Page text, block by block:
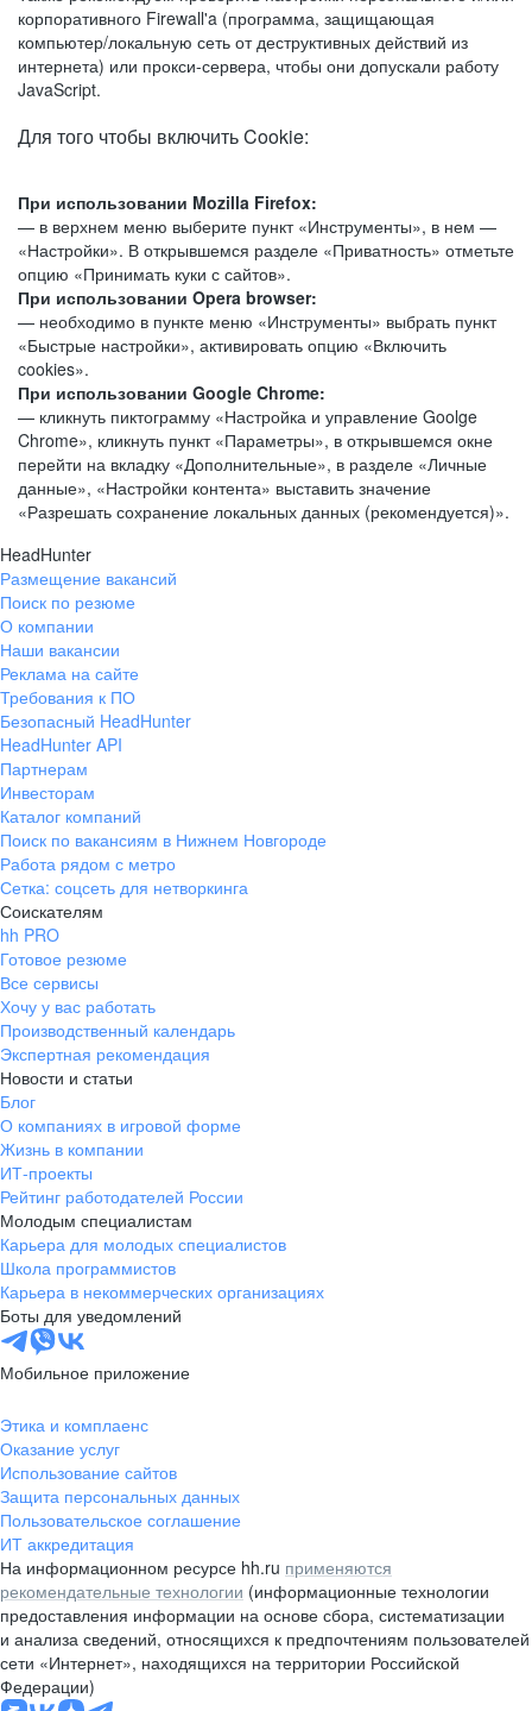
корпоративного Firewall'a (программа, защищающая
компьютер/локальную сеть от деструктивных действий из
интернета) или прокси-сервера, чтобы они допускали работу
JavaScript.
Для того чтобы включить Cookie:
При использовании Mozilla Firefox:
— в верхнем меню выберите пункт «Инструменты», в нем —
«Настройки». В открывшемся разделе «Приватность» отметьте
опцию «Принимать куки с сайтов».
При использовании Opera browser:
— необходимо в пункте меню «Инструменты» выбрать пункт
«Быстрые настройки», активировать опцию «Включить
cookies».
При использовании Google Chrome:
— кликнуть пиктограмму «Настройка и управление Goolge
Chrome», кликнуть пункт «Параметры», в открывшемся окне
перейти на вкладку «Дополнительные», в разделе «Личные
данные», «Настройки контента» выставить значение
«Разрешать сохранение локальных данных (рекомендуется)».
HeadHunter
Размещение вакансий
Поиск по резюме
О компании
Наши вакансии
Реклама на сайте
Требования к ПО
Безопасный HeadHunter
HeadHunter API
Партнерам
Инвесторам
Каталог компаний
Поиск по вакансиям в Нижнем Новгороде
Работа рядом с метро
Сетка: соцсеть для нетворкинга
Соискателям
hh PRO
Готовое резюме
Все сервисы
Хочу у вас работать
Производственный календарь
Экспертная рекомендация
Новости и статьи
Блог
О компаниях в игровой форме
Жизнь в компании
ИТ-проекты
Рейтинг работодателей России
Молодым специалистам
Карьера для молодых специалистов
Школа программистов
Карьера в некоммерческих организациях
Боты для уведомлений
Мобильное приложение
Этика и комплаенс
Оказание услуг
Использование сайтов
Защита персональных данных
Пользовательское соглашение
ИТ аккредитация
На информационном ресурсе hh.ru применяются
рекомендательные технологии (информационные технологии
предоставления информации на основе сбора, систематизации
и анализа сведений, относящихся к предпочтениям пользователей
сети «Интернет», находящихся на территории Российской
Федерации)